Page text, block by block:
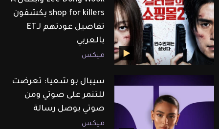
shop for killers يكشفون
تفاصيل عودتهم لـET
بالعربي
ميكس
سيبال بو شعيا: تعرضت
للتنمر على صوتي ومن
صوتي بوصل رسالة
ميكس